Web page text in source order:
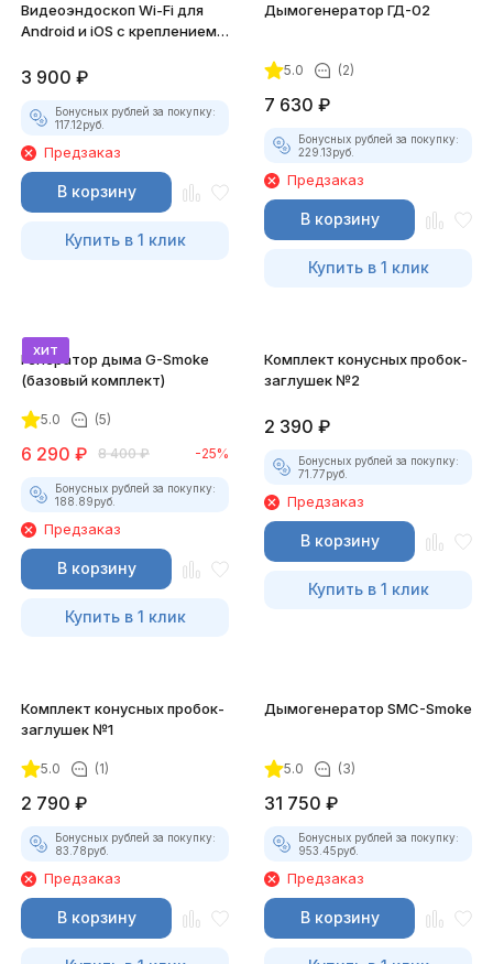
Видеоэндоскоп Wi-Fi для
Android и iOS с креплением
3 900 ₽
Бонусных рублей за покупку:
117.12руб.
Предзаказ
В корзину
Купить в 1 клик
Дымогенератор ГД-02
5.0 (2)
7 630 ₽
Бонусных рублей за покупку:
229.13руб.
Предзаказ
В корзину
Купить в 1 клик
хит
Генератор дыма G-Smoke
(базовый комплект)
5.0 (5)
6 290 ₽ 8 400 ₽ -25%
Бонусных рублей за покупку:
188.89руб.
Предзаказ
В корзину
Купить в 1 клик
Комплект конусных пробок-
заглушек №2
2 390 ₽
Бонусных рублей за покупку:
71.77руб.
Предзаказ
В корзину
Купить в 1 клик
Комплект конусных пробок-
заглушек №1
5.0 (1)
2 790 ₽
Бонусных рублей за покупку:
83.78руб.
Предзаказ
В корзину
Дымогенератор SMC-Smoke
5.0 (3)
31 750 ₽
Бонусных рублей за покупку:
953.45руб.
Предзаказ
В корзину